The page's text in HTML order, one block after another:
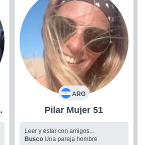
ARG
Pilar Mujer 51
Leer y estar con amigos...
Busco Una pareja hombre